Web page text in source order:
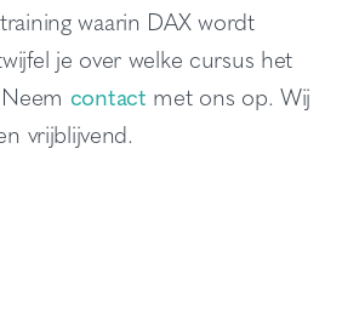
waarin DAX wordt
je over welke cursus het
contact met ons op. Wij
vrijblijvend.